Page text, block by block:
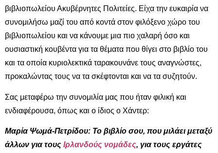
βιβλιοπωλείου Ακυβέρνητες Πολιτείες. Είχα την ευκαιρία να
συνομιλήσω μαζί του από κοντά στον φιλόξενο χώρο του
βιβλιοπωλείου και να κάνουμε μια πιο χαλαρή όσο και
ουσιαστική κουβέντα για τα θέματα που θίγει στο βιβλίο του
και τα οποία κυριολεκτικά ταρακουνάνε τους αναγνώστες,
προκαλώντας τους να τα σκέφτονται και να τα συζητούν.
Σας μεταφέρω την συνομιλία μας που ήταν φιλική και
ενδιαφέρουσα, όπως και ο ίδιος ο Χάντερ:
Μαρία Ψωμά-Πετρίδου: Το βιβλίο σου, που μιλάει μεταξύ
άλλων για τους Ιρλανδούς νομάδες, για τους εργάτες